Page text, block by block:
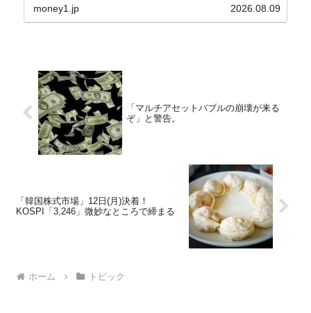
の経常収支です。2026年06月貿易収支：4...
money1.jp 2026.08.09
「マルチアセットバブルの崩壊が来る
ぞ」と警告。
「韓国株式市場」12日(月)決着！
KOSPI「3,246」微妙なところで締まる
ホーム トピック